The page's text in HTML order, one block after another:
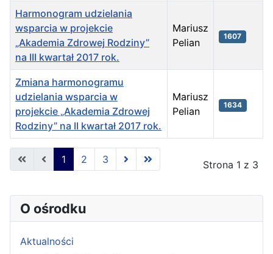
Spis artykułów
Harmonogram udzielania
wsparcia w projekcie
„Akademia Zdrowej Rodziny”
na III kwartał 2017 rok.
Mariusz
Pelian
1607
Zmiana harmonogramu
udzielania wsparcia w
projekcie „Akademia Zdrowej
Rodziny” na II kwartał 2017 rok.
Mariusz
Pelian
1634
Strona 1 z 3
1 2 3
O ośrodku
Aktualności